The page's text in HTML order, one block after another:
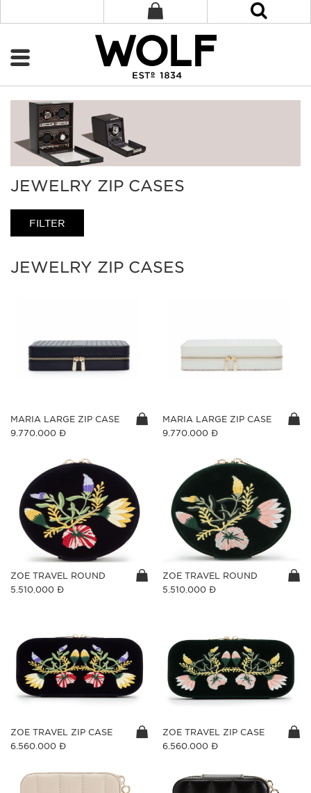
JEWELRY ZIP CASES
FILTER
JEWELRY ZIP CASES
MARIA LARGE ZIP CASE
9.770.000 Đ
MARIA LARGE ZIP CASE
9.770.000 Đ
ZOE TRAVEL ROUND
5.510.000 Đ
ZOE TRAVEL ROUND
5.510.000 Đ
ZOE TRAVEL ZIP CASE
6.560.000 Đ
ZOE TRAVEL ZIP CASE
6.560.000 Đ